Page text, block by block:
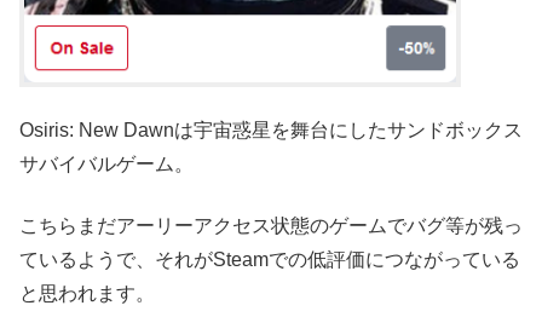
Osiris: New Dawnは宇宙惑星を舞台にしたサンドボックス
サバイバルゲーム。
こちらまだアーリーアクセス状態のゲームでバグ等が残っ
ているようで、それがSteamでの低評価につながっている
と思われます。